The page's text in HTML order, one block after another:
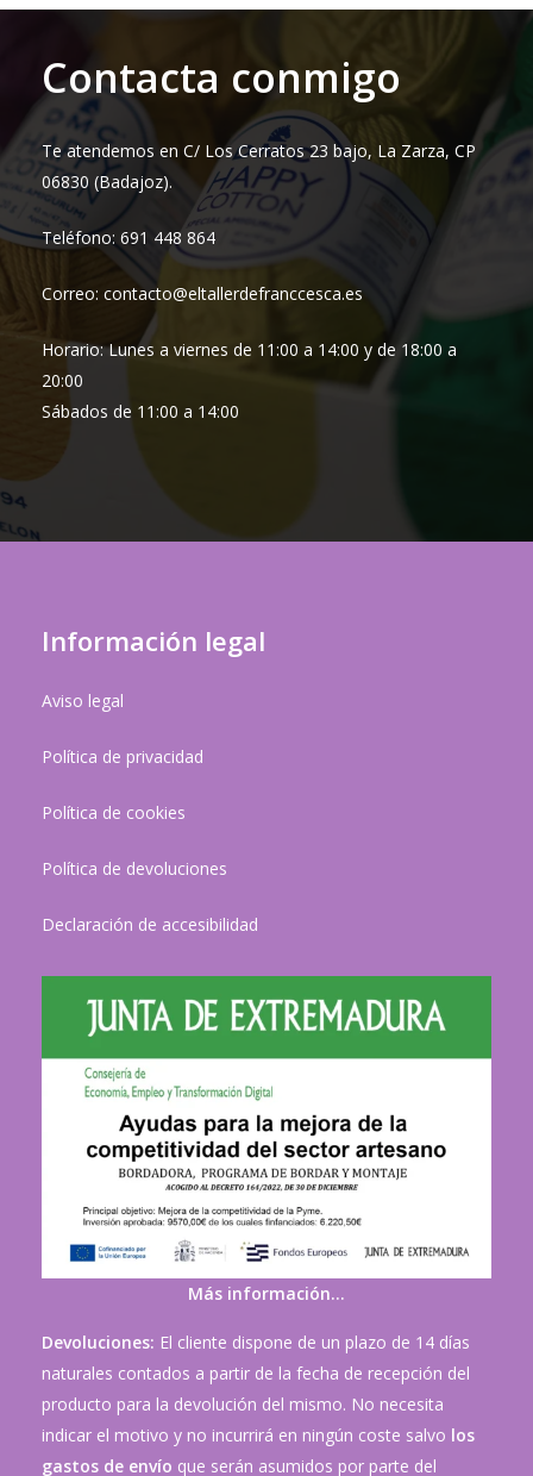
Contacta conmigo
Te atendemos en C/ Los Cerratos 23 bajo, La Zarza, CP
06830 (Badajoz).
Teléfono: 691 448 864
Correo: contacto@eltallerdefranccesca.es
Horario: Lunes a viernes de 11:00 a 14:00 y de 18:00 a
20:00
Sábados de 11:00 a 14:00
Información legal
Aviso legal
Política de privacidad
Política de cookies
Política de devoluciones
Declaración de accesibilidad
Más información…
Devoluciones: El cliente dispone de un plazo de 14 días
naturales contados a partir de la fecha de recepción del
producto para la devolución del mismo. No necesita
indicar el motivo y no incurrirá en ningún coste salvo los
gastos de envío que serán asumidos por parte del